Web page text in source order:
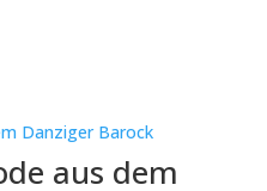
aus dem